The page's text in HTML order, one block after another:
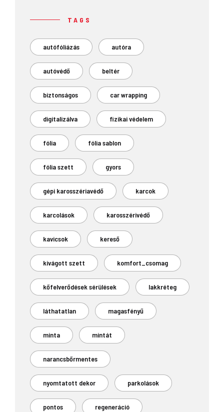
TAGS
autófóliázás autóra
autóvédő beltér
biztonságos car wrapping
digitalizálva fizikai védelem
fólia fólia sablon
fólia szett gyors
gépi karosszériavédő karcok
karcolások karosszérivédő
kavicsok kereső
kivágott szett komfort_csomag
kőfelverődések sérülések lakkréteg
láthatatlan magasfényű
minta mintát
narancsbőrmentes
nyomtatott dekor parkolások
pontos regeneráció